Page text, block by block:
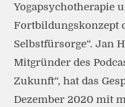
Yogapsychotherapie
Fortbildungskonzept
Selbstfürsorge“. Jan
Mitgründer des
Zukunft“, hat das
Dezember 2020 mit